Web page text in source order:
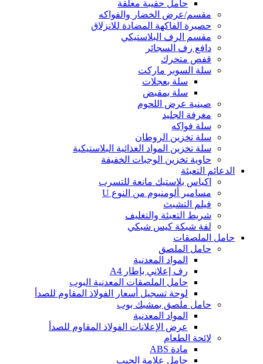
حامل حقيبة معلقة
مقسم/عرض الخضار والفواكه
حصيرة الفاكهة المضادة للانزلاق
مقسم الرف البلاستيكي
دافع رف السجائر
قفص متحرك
سلة السوبر ماركت
سلة بعجلات
سلة بمقبض
صينية عرض اللحوم
مغرفة الجليد
سلة فواكه
سلة تخزين الروطان
سلة تخزين المواد الغذائية البلاستيكية
حاوية تخزين الوجبات الخفيفة
الدعائم التعبئة
اكياس بلاستيك مانعة للتسرب
مسامير ألومنيوم من النوع U
فيلم التشبث
شريط التعبئة والتغليف
لفة شبكة كيس شبكي
حامل الملصقات
حامل الملصق
المواد المعدنية
رف إعلاني بإطار A4
حامل الملصقات المعدنية البوب
لوحة تسجيل أسعار الفولاذ المقاوم للصدأ
حامل ملصق بمشبك بوب
المواد المعدنية
عرض الإعلانات الفولاذ المقاوم للصدأ
لائحة الطعام
مادة ABS
حامل علامة الجيب